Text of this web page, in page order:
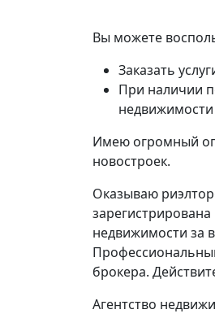
Вы можете
Заказать
При наличии
Имею огромный
новостроек.
Оказываю
недвижимости за
брокера.
Агентство